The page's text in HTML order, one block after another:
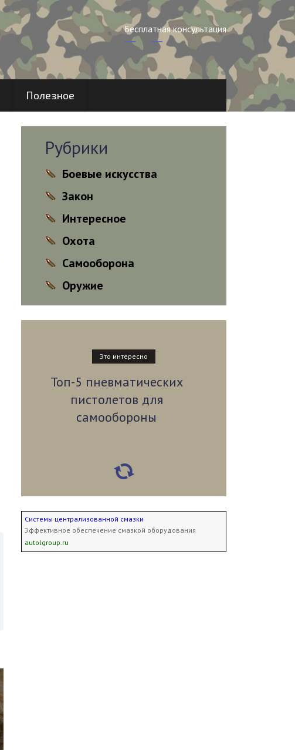
Бесплатная консультация
Полезное
Рубрики
Боевые искусства
Закон
Интересное
Охота
Самооборона
Оружие
Это интересно
Топ-5 пневматических
пистолетов для
самообороны
Системы централизованной смазки
Эффективное обеспечение смазкой оборудования
autolgroup.ru